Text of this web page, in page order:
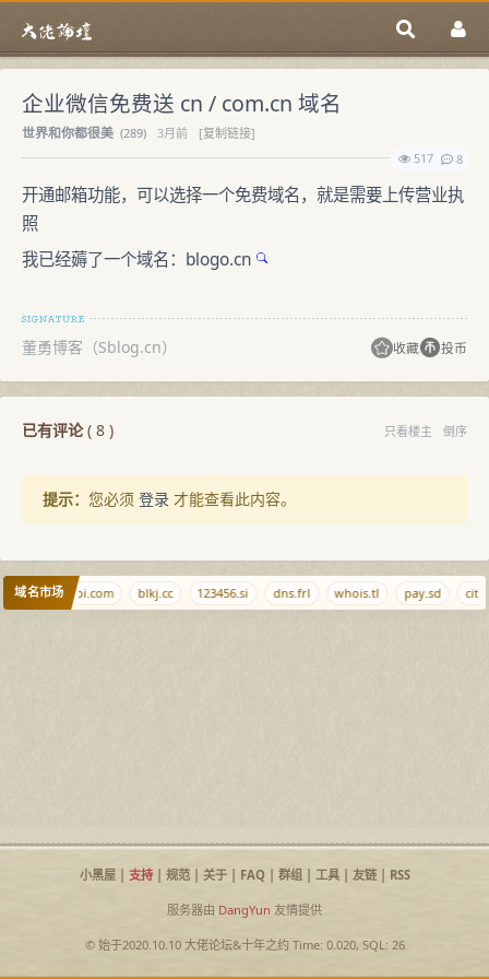
企业微信免费送 cn / com.cn 域名
世界和你都很美 (289) 3月前
[复制链接]
517
8
开通邮箱功能，可以选择一个免费域名，就是需要上传营业执
照
我已经薅了一个域名： blogo.cn
董勇博客（Sblog.cn） 收藏 投币
已有评论( 8 ) 只看楼主 倒序
提示： 您必须 登录 才能查看此内容。
域名市场aishabi.com blkj.cc 123456.si dns.frl whois.tl pay.sd
小黑屋| 支持| 规范| 关于| FAQ| 群组| 工具| 友链| RSS
服务器由 DangYun 友情提供
© 始于2020.10.10 大佬论坛&十年之约Time: 0.020, SQL: 26